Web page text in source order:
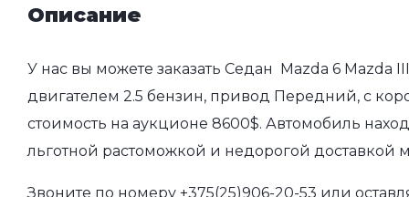
Описание
У нас вы можете заказать Седан Mazda 6 Mazda
двигателем 2.5 бензин, привод Передний, с
стоимость на аукционе 8600$. Автомобиль
льготной растоможкой и недорогой доставкой
Звоните по номеру +375(25)906-20-53 или